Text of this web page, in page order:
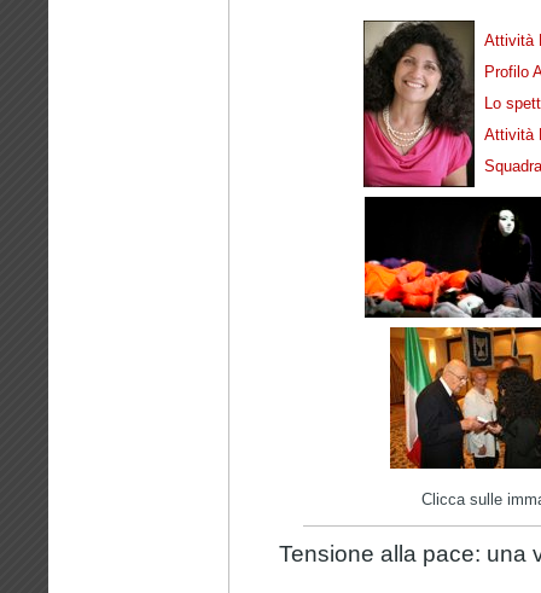
Attività
Profilo
Lo
Attività
Clicca sulle
Tensione alla pace: una